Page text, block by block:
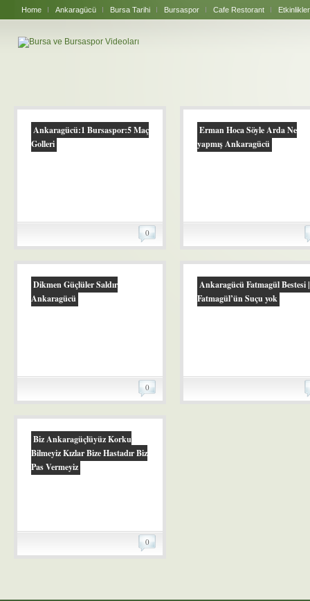
Home Ankaragücü Bursa Tarihi Bursaspor Cafe Restorant Etkinlikler
Ankaragücü:1 Bursaspor:5 Maç
Golleri
0
Erman Hoca Söyle Arda Ne
yapmış Ankaragücü
Dikmen Güçlüler Saldır
Ankaragücü
0
Ankaragücü Fatmagül Bestesi |
Fatmagül’ün Suçu yok
Biz Ankaragüçlüyüz Korku
Bilmeyiz Kızlar Bize Hastadır Biz
Pas Vermeyiz
0